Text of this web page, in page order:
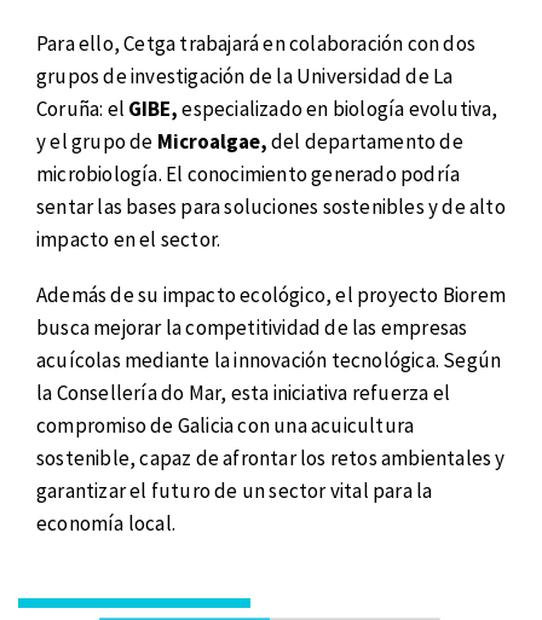
Para ello, Cetga trabajará en colaboración con dos
grupos de investigación de la Universidad de La
Coruña: el GIBE,especializado en biología evolutiva,
y el grupo de Microalgae,del departamento de
microbiología. El conocimiento generado podría
sentar las bases para soluciones sostenibles y de alto
impacto en el sector.
Además de su impacto ecológico, el proyecto Biorem
busca mejorar la competitividad de las empresas
acuícolas mediante la innovación tecnológica. Según
la Consellería do Mar, esta iniciativa refuerza el
compromiso de Galicia con una acuicultura
sostenible, capaz de afrontar los retos ambientales y
garantizar el futuro de un sector vital para la
economía local.